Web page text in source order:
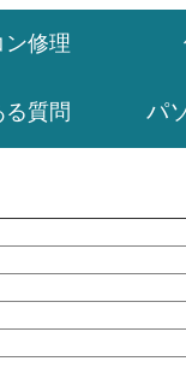
ン修理
る質問 パ